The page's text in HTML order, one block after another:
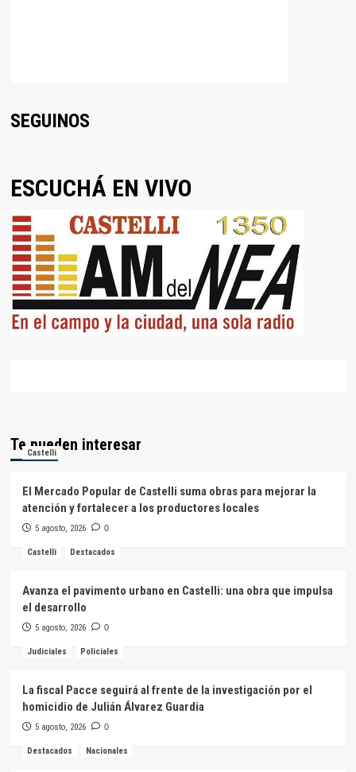
SEGUINOS
ESCUCHÁ EN VIVO
Te pueden interesar
Castelli
El Mercado Popular de Castelli suma obras para mejorar la
atención y fortalecer a los productores locales
5 agosto, 2026 0
Castelli Destacados
Avanza el pavimento urbano en Castelli: una obra que impulsa
el desarrollo
5 agosto, 2026 0
Judiciales Policiales
La fiscal Pacce seguirá al frente de la investigación por el
homicidio de Julián Álvarez Guardia
5 agosto, 2026 0
Destacados Nacionales